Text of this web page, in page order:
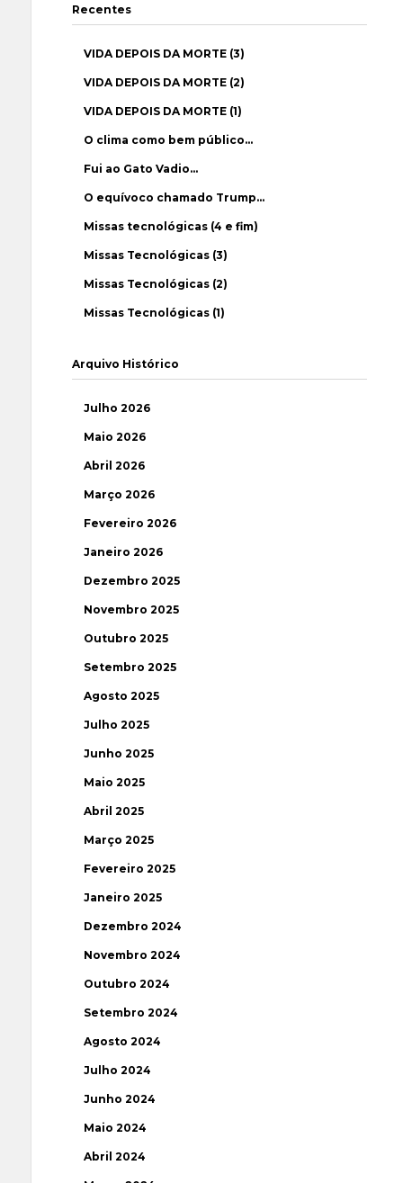
Recentes
VIDA DEPOIS DA MORTE (3)
VIDA DEPOIS DA MORTE (2)
VIDA DEPOIS DA MORTE (1)
O clima como bem público…
Fui ao Gato Vadio…
O equívoco chamado Trump…
Missas tecnológicas (4 e fim)
Missas Tecnológicas (3)
Missas Tecnológicas (2)
Missas Tecnológicas (1)
Arquivo Histórico
Julho 2026
Maio 2026
Abril 2026
Março 2026
Fevereiro 2026
Janeiro 2026
Dezembro 2025
Novembro 2025
Outubro 2025
Setembro 2025
Agosto 2025
Julho 2025
Junho 2025
Maio 2025
Abril 2025
Março 2025
Fevereiro 2025
Janeiro 2025
Dezembro 2024
Novembro 2024
Outubro 2024
Setembro 2024
Agosto 2024
Julho 2024
Junho 2024
Maio 2024
Abril 2024